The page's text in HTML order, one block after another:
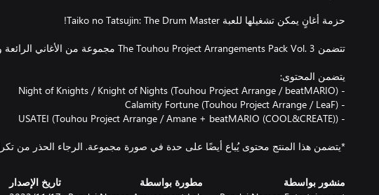
*يتضمن هذا المنتج محتوى يُباع أيضًا على حدة في صورة مجموعة. الرجاء الحذر من
منشور بواسطة مطورة بواسطة تاريخ الإصدار